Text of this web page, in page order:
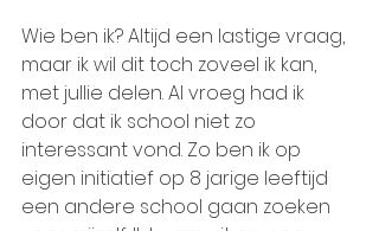
Wie ben ik? Altijd een lastige vraag,
maar ik wil dit toch zoveel ik kan,
met jullie delen. Al vroeg had ik
door dat ik school niet zo
interessant vond. Zo ben ik op
eigen initiatief op 8 jarige leeftijd
een andere school gaan zoeken